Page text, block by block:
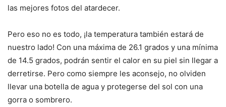
las mejores fotos del atardecer.
Pero eso no es todo, ¡la temperatura también estará de
nuestro lado! Con una máxima de 26.1 grados y una mínima
de 14.5 grados, podrán sentir el calor en su piel sin llegar a
derretirse. Pero como siempre les aconsejo, no olviden
llevar una botella de agua y protegerse del sol con una
gorra o sombrero.